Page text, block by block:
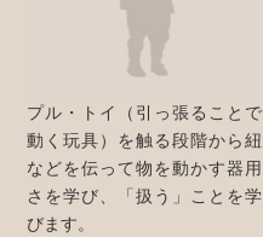
プル・トイ（引っ張ることで
動く玩具）を触る段階から紐
などを伝って物を動かす器用
さを学び、「扱う」ことを学
びます。